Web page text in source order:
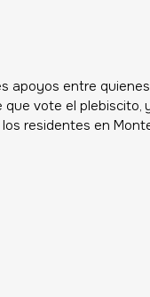
apoyos entre
vote el plebiscito,
residentes en